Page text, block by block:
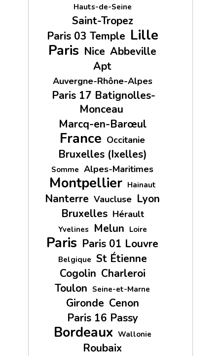
Hauts-de-Seine
Saint-Tropez
Paris 03 Temple Lille
Paris Nice Abbeville
Apt
Auvergne-Rhône-Alpes
Paris 17 Batignolles-
Monceau
Marcq-en-Barœul
France Occitanie
Bruxelles (Ixelles)
Somme Alpes-Maritimes
Montpellier Hainaut
Nanterre Vaucluse Lyon
Bruxelles Hérault
Yvelines Melun Loire
Paris Paris 01 Louvre
Belgique St Étienne
Cogolin Charleroi
Toulon Seine-et-Marne
Gironde Cenon
Paris 16 Passy
Bordeaux Wallonie
Roubaix